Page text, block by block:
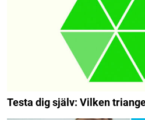
Testa dig själv: Vilken